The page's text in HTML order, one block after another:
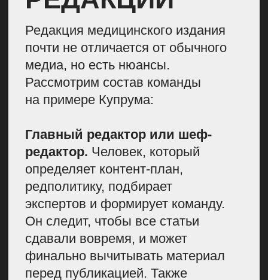
утверждение в статье
Идеально, если этот человек
будет со стороны и никак
не завязан с процессами
в медиа, — так он сможет
непредвзято оценить качество
материала. Фактчекера можно
молодых ученых, научных
сотрудников НИИ и лабораторий
или в редакциях научных
журналов.